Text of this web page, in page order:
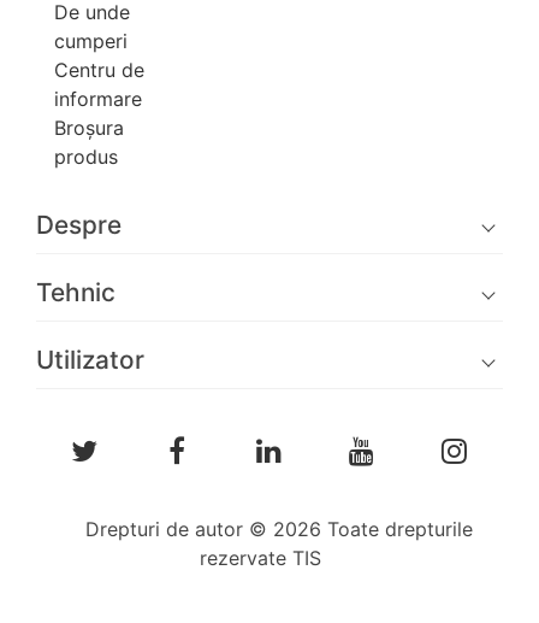
De unde
cumperi
Centru de
informare
Broşura
produs
Despre
Tehnic
Utilizator
Drepturi de autor © 2026 Toate drepturile
rezervate TIS